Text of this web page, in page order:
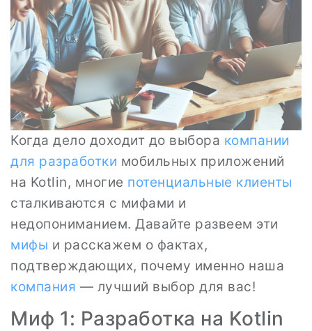
Когда дело доходит до выбора компании
для разработки мобильных приложений
на Kotlin, многие потенциальные клиенты
сталкиваются с мифами и
недопониманием. Давайте развеем эти
мифы и расскажем о фактах,
подтверждающих, почему именно наша
компания — лучший выбор для вас!
Миф 1: Разработка на Kotlin